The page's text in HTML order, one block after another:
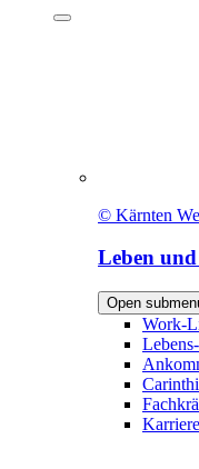
© Kärnten
Leben
Open
Work-